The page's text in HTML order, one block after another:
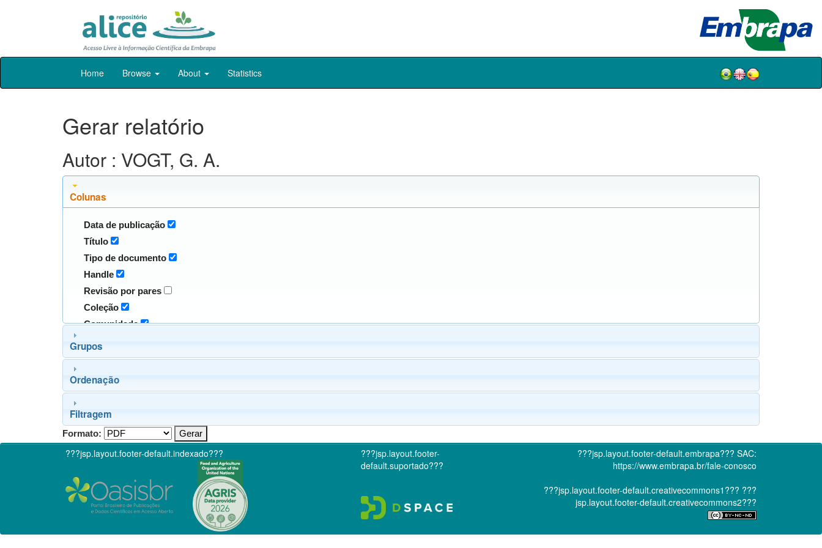
Skip
Home Browse About Statistics
Gerar relatório
Autor : VOGT, G. A.
Colunas
Data de publicação
Título
Tipo de documento
Handle
Revisão por pares
Coleção
Comunidade
Grupos
Ordenação
Filtragem
Formato:
???jsp.layout.footer-default.indexado???
???jsp.layout.footer-
default.suportado???
???jsp.layout.footer-default.embrapa??? SAC:
https://www.embrapa.br/fale-conosco
???jsp.layout.footer-default.creativecommons1??? ???
jsp.layout.footer-default.creativecommons2???